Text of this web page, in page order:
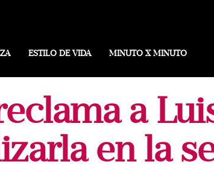
ESTILO DE VIDA MINUTO X MINUTO
a
en la